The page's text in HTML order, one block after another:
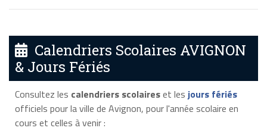
Calendriers Scolaires AVIGNON
& Jours Fériés
Consultez les calendriers scolaireset les jours fériés
officiels pour la ville de Avignon, pour l'année scolaire en
cours et celles à venir :